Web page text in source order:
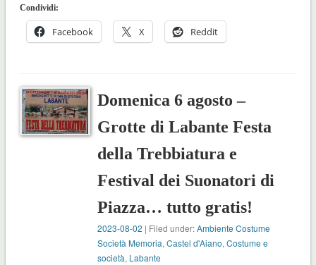
Condividi:
Facebook X Reddit
Domenica 6 agosto –
Grotte di Labante Festa
della Trebbiatura e
Festival dei Suonatori di
Piazza… tutto gratis!
2023-08-02 | Filed under:Ambiente Costume
Società Memoria,Castel d'Aiano,Costume e
società, Labante